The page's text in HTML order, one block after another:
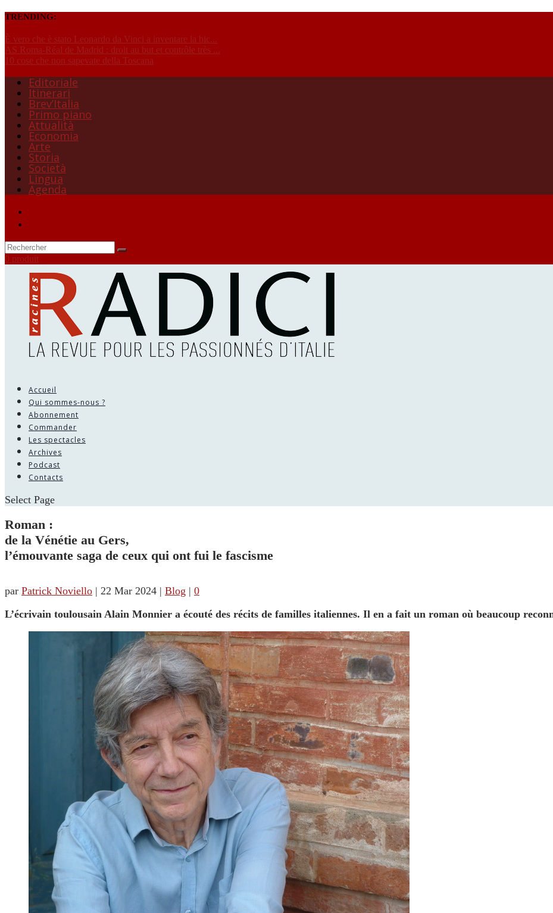
TRENDING:
È vero che è stato Leonardo da Vinci a inventare la bic...
AS Roma-Réal de Madrid : droit au but et contrôle très ...
10 cose che non sapevate della Toscana
Editoriale
Itinerari
Brev’Italia
Primo piano
Attualità
Economia
Arte
Storia
Società
Lingua
Agenda
0 produit
Accueil
Qui sommes-nous ?
Abonnement
Commander
Les spectacles
Archives
Podcast
Contacts
Select Page
Roman :
de la Vénétie au Gers,
l’émouvante saga de ceux qui ont fui le fascisme
par Patrick Noviello | 22 Mar 2024 | Blog | 0
L’écrivain toulousain Alain Monnier a écouté des récits de familles italiennes. Il en a fait un roman où beaucoup